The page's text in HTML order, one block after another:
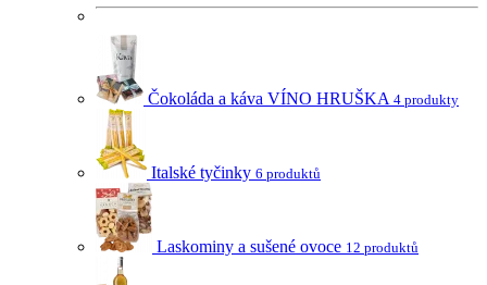
Čokoláda a káva VÍNO HRUŠKA 4 produkty
Italské tyčinky 6 produktů
Laskominy a sušené ovoce 12 produktů